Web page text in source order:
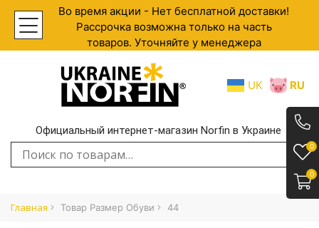
Во время акции - Нет бесплатной доставки!
Рассрочка возможна только на часть
товаров. Уточняйте у менеджера
UK RU
Официальный интернет-магазин Norfin в Украине
Искать:
Главная Товар Размер Обуви 44
0
0